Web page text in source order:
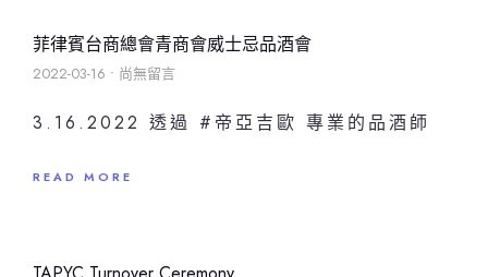
菲律賓台商總會青商會威士忌品酒會
2022-03-16 尚無留言
3.16.2022 透過 #帝亞吉歐 專業的品酒師
READ MORE